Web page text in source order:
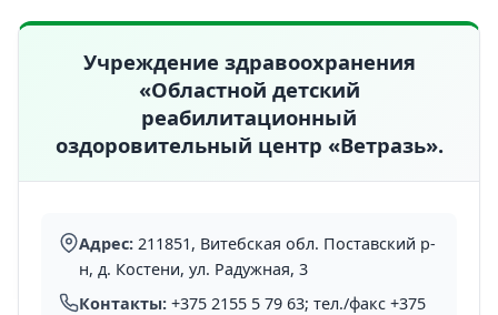
Учреждение здравоохранения
«Областной детский
реабилитационный
оздоровительный центр «Ветразь».
Адрес: 211851, Витебская обл. Поставский р-
н, д. Костени, ул. Радужная, 3
Контакты: +375 2155 5 79 63; тел./факс +375